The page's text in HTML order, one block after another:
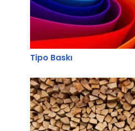
Tipo Baskı